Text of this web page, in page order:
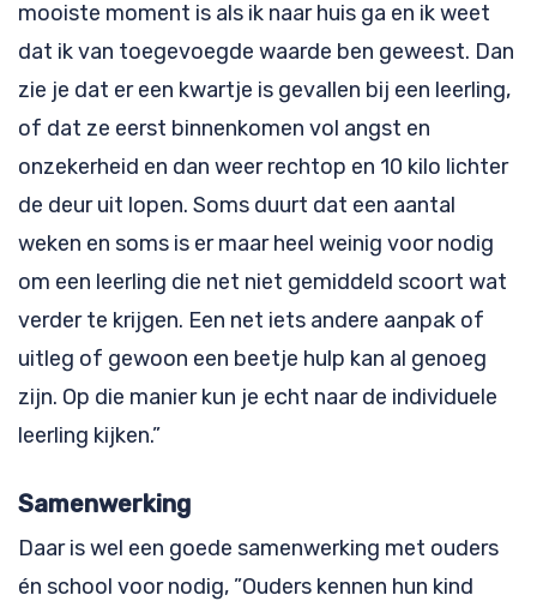
mooiste moment is als ik naar huis ga en ik weet
dat ik van toegevoegde waarde ben geweest. Dan
zie je dat er een kwartje is gevallen bij een leerling,
of dat ze eerst binnenkomen vol angst en
onzekerheid en dan weer rechtop en 10 kilo lichter
de deur uit lopen. Soms duurt dat een aantal
weken en soms is er maar heel weinig voor nodig
om een leerling die net niet gemiddeld scoort wat
verder te krijgen. Een net iets andere aanpak of
uitleg of gewoon een beetje hulp kan al genoeg
zijn. Op die manier kun je echt naar de individuele
leerling kijken.”
Samenwerking
Daar is wel een goede samenwerking met ouders
én school voor nodig, ”Ouders kennen hun kind